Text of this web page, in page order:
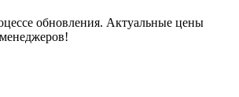
обновления. Актуальные цены